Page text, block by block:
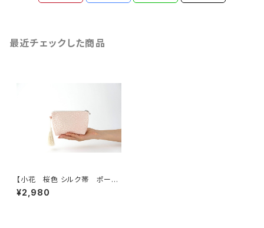
最近チェックした商品
【小花 桜色 シルク帯 ポー
チ】化粧ポーチ、カードケース、
ポーチ小さめ、ジュエリーポー
¥2,980